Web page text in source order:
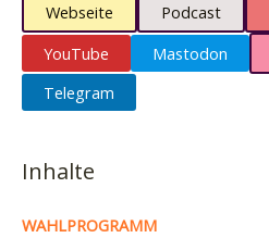
Webseite Podcast
YouTube
Mastodon
Telegram
Inhalte
WAHLPROGRAMM